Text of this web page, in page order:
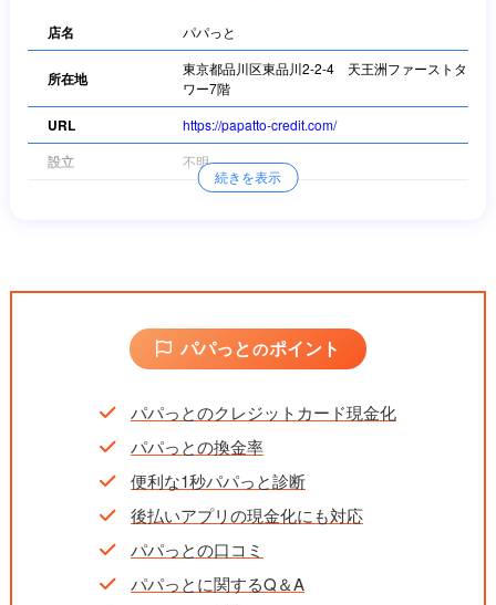
店名 パパっと
所在地
東京都品川区東品川2-2-4 天王洲ファーストタ
ワー7階
URL https://papatto-credit.com/
設立 不明
初回83%～93%、2回目以降80%～90%
続きを表示
パパっとのポイント
パパっとのクレジットカード現金化
パパっとの換金率
便利な1秒パパっと診断
後払いアプリの現金化にも対応
パパっとの口コミ
パパっとに関するQ＆A